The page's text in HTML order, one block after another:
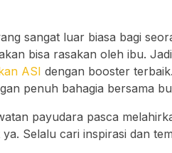
sangat luar biasa bagi
bisa rasakan oleh ibu. Jadi
ASI dengan booster
penuh bahagia bersama
payudara pasca
Selalu cari inspirasi dan